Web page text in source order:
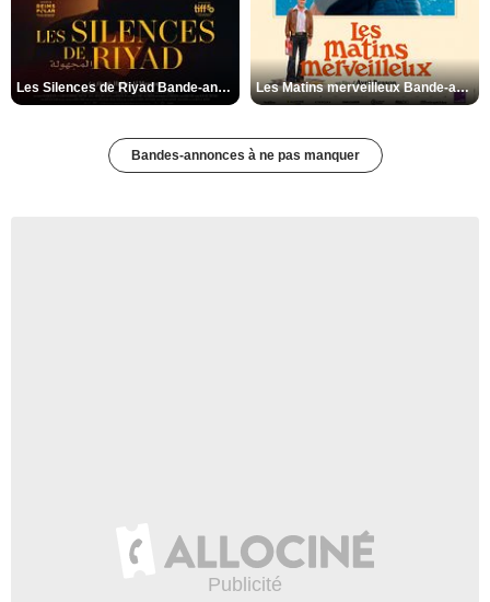
Les Silences de Riyad Bande-annonce VO STFR Les Matins merveilleux Bande-annonce VF
Bandes-annonces à ne pas manquer